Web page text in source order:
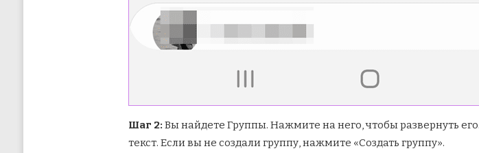
Шаг 2: Вы найдете Группы. Нажмите на него, чтобы развернуть
текст. Если вы не создали группу, нажмите «Создать группу».